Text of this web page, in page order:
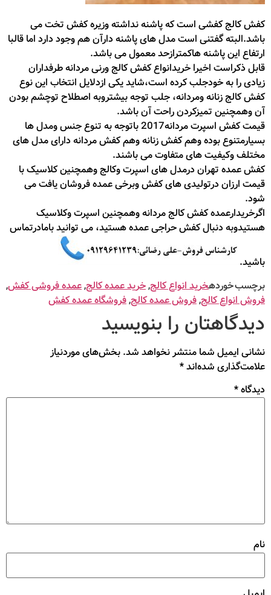
کفش کالج کفشی است که پاشنه نداشته وزیره کفش تخت می
باشد.البته گفتنی است مدل های پاشنه دارآن هم وجود دارد اما قالبا
ارتفاع این پاشنه هاکمترازحد معمول می باشد.
قابل ذکراست اخیرا خریدانواع کفش کالج ورنی مردانه طرفداران
زیادی را به خودجلب کرده است،شاید یکی ازدلایل انتخاب این نوع
کفش کالج زنانه ومردانه، جلب توجه بیشتروبه اصطلاح توچشم بودن
آن وهمچنین تمیزکردن راحت آن باشد.
قیمت کفش اسپرت مردانه2017 باتوجه به تنوع جنس ومدل ها
بسیارمتنوع بوده وهم کفش زنانه وهم کفش مردانه دارای مدل های
مختلف وکیفیت های متفاوت می باشند.
کفش عمده تهران درمدل های اسپرت وکالج وهمچنین کلاسیک با
قیمت ارزان درتولیدی های کفش وبرخی عمده فروشان یافت می
شود.
اگرخریدارعمده کفش کالج مردانه وهمچنین اسپرت وکلاسیک
هستیدوبه دنبال کفش حراجی عمده هستید، می توانید بامادرتماس
باشید.
برچسب خوردهخرید انواع کالج,خرید عمده کالج,عمده فروشی کفش,
فروش انواع کالج,فروش عمده کالج,فروشگاه عمده کفش
دیدگاهتان را بنویسید
نشانی ایمیل شما منتشر نخواهد شد. بخش‌های موردنیاز
علامت‌گذاری شده‌اند*
دیدگاه*
نام